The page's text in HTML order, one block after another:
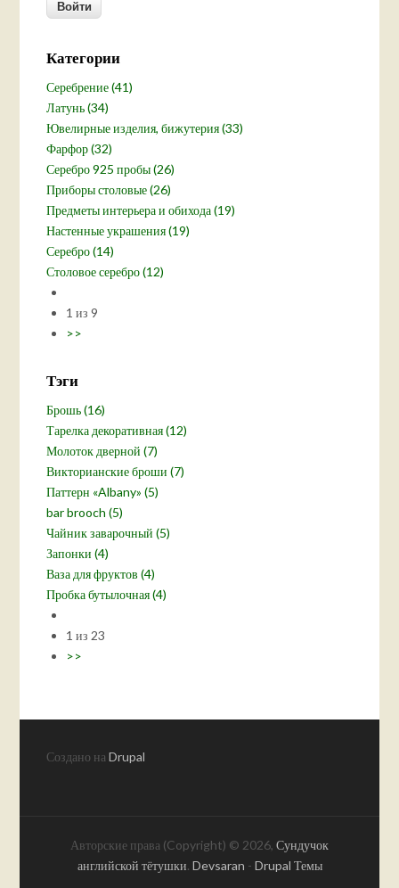
Категории
Серебрение (41)
Латунь (34)
Ювелирные изделия, бижутерия (33)
Фарфор (32)
Серебро 925 пробы (26)
Приборы столовые (26)
Предметы интерьера и обихода (19)
Настенные украшения (19)
Серебро (14)
Столовое серебро (12)
1 из 9
>>
Тэги
Брошь (16)
Тарелка декоративная (12)
Молоток дверной (7)
Викторианские броши (7)
Паттерн «Albany» (5)
bar brooch (5)
Чайник заварочный (5)
Запонки (4)
Ваза для фруктов (4)
Пробка бутылочная (4)
1 из 23
>>
Создано наDrupal
Авторские права (Copyright) © 2026, Сундучок
английской тётушки. Devsaran - Drupal Темы